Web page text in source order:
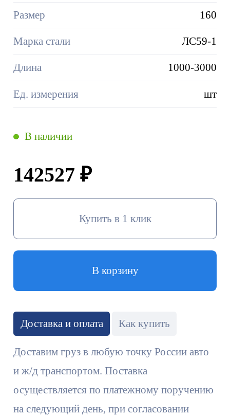
Размер 160
Марка стали ЛС59-1
Длина 1000-3000
Ед. измерения шт
142527 ₽
В наличии
В корзину
Купить в 1 клик
Доставка и оплата Как купить
Доставим груз в любую точку России авто
и ж/д транспортом. Поставка
осуществляется по платежному поручению
на следующий день, при согласовании